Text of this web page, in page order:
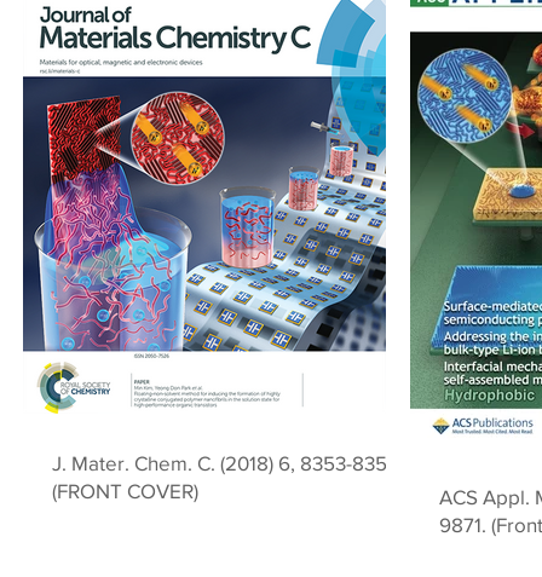
J. Mater. Chem. C. (2018) 6, 8353-8359.
(FRONT COVER)
ACS Appl.
9871.